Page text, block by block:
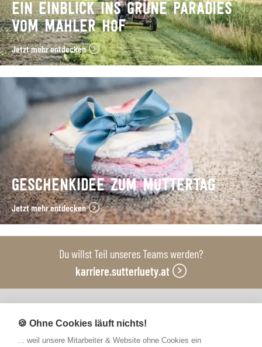
EIN EINBLICK INS GRÜNE PARADIES
VOM MAHLER HOF
Jetzt mehr entdecken
GESCHENKIDEE ZUM MUTTERTAG
Jetzt mehr entdecken
Du willst Teil unseres Teams werden?
karriere.sutterluety.at
Unsere Produktionsbetriebe
🍪 Ohne Cookies läuft nichts!
... weil unsere Mitarbeiter & Website ohne Cookies ein